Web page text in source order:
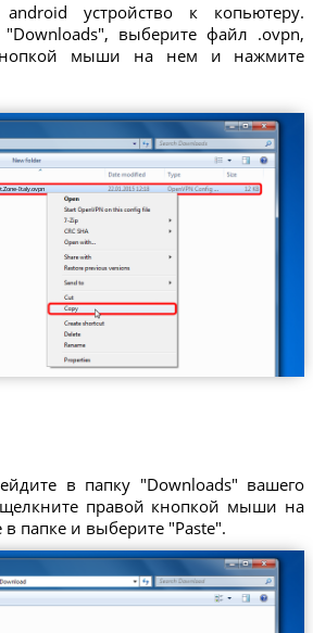
устройство к копьютеру.
выберите файл .ovpn,
мыши на нем и нажмите
Italy.ovpn
в папку "Downloads" вашего
щелкните правой кнопкой мыши на
в папке и выберите "Paste".